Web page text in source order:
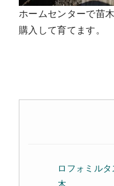
ホームセンターで苗
購入して育てます。
ロフォミル
木